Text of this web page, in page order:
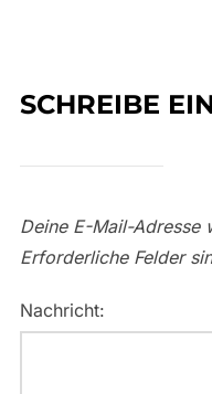
SCHREIBE
Deine E-Mail-
Erforderliche Felder
Nachricht: